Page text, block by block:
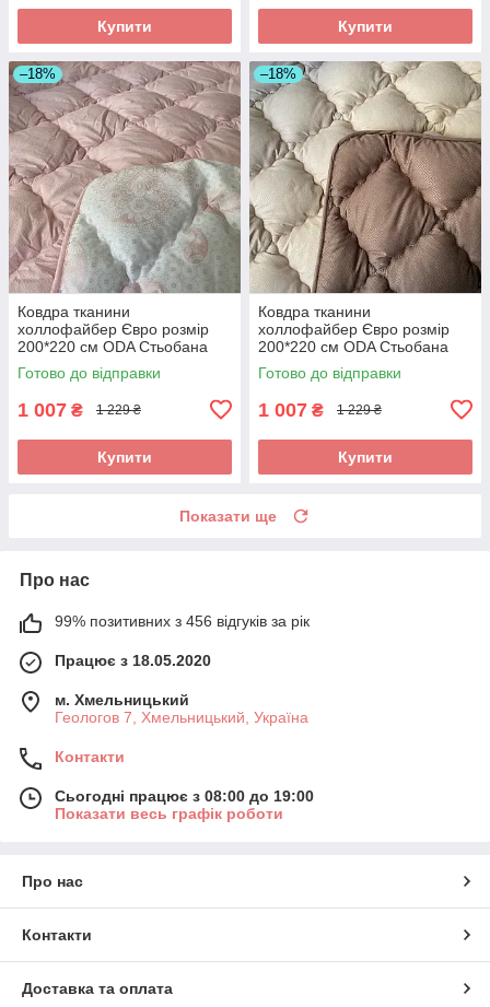
Купити Купити
–18%
Ковдра тканини
холлофайбер Євро розмір
200*220 см ODA Стьобана
ковдра
Готово до відправки
1 007 ₴ 1 229 ₴
Купити
–18%
Ковдра тканини
холлофайбер Євро розмір
200*220 см ODA Стьобана
ковдра
Готово до відправки
1 007 ₴ 1 229 ₴
Купити
Показати ще
Про нас
99% позитивних з 456 відгуків за рік
Працює з 18.05.2020
м. Хмельницький
Геологов 7, Хмельницький, Україна
Контакти
Сьогодні працює з 08:00 до 19:00
Показати весь графік роботи
Про нас
Контакти
Доставка та оплата